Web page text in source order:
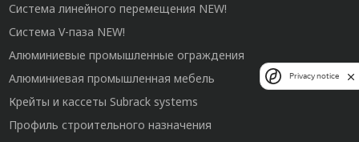
Система линейного перемещения NEW!
Система V-паза NEW!
Алюминиевые промышленные ограждения
Алюминиевая промышленная мебель
Крейты и кассеты Subrack systems
Профиль строительного назначения
Privacy notice